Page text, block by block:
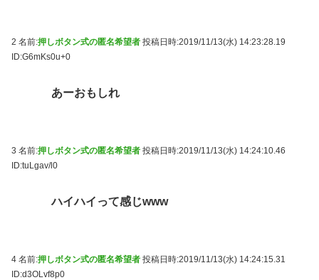
2 名前:押しボタン式の匿名希望者 投稿日時:2019/11/13(水) 14:23:28.19
ID:G6mKs0u+0
あーおもしれ
3 名前:押しボタン式の匿名希望者 投稿日時:2019/11/13(水) 14:24:10.46
ID:tuLgav/l0
ハイハイって感じwww
4 名前:押しボタン式の匿名希望者 投稿日時:2019/11/13(水) 14:24:15.31
ID:d3OLvf8p0